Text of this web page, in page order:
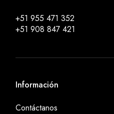
+51 955 471 352
+51 908 847 421
Información
Contáctanos